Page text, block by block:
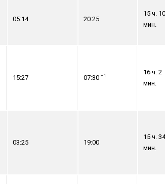
05:14 20:25
15 ч. 10
мин.
15:27 07:30 +1
16 ч. 2
мин.
03:25 19:00
15 ч. 34
мин.